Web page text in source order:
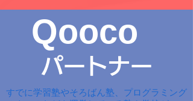
Qooco
​パートナー
すでに学習塾やそろばん塾、プログラミング